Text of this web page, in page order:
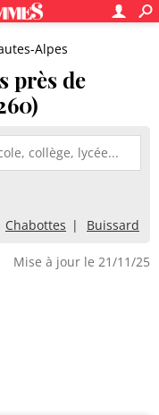
Alpes
près de
Chabottes Buissard
Mise à jour le 21/11/25